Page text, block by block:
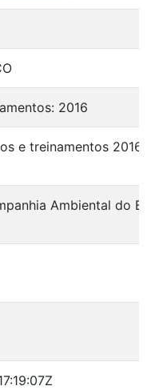
2016
e treinamentos 2016
Ambiental do